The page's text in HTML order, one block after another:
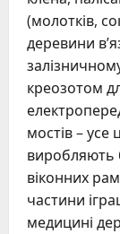
(молотків,
деревини
креозотом
мостів – усе
виробляють
віконних
частини
медицині